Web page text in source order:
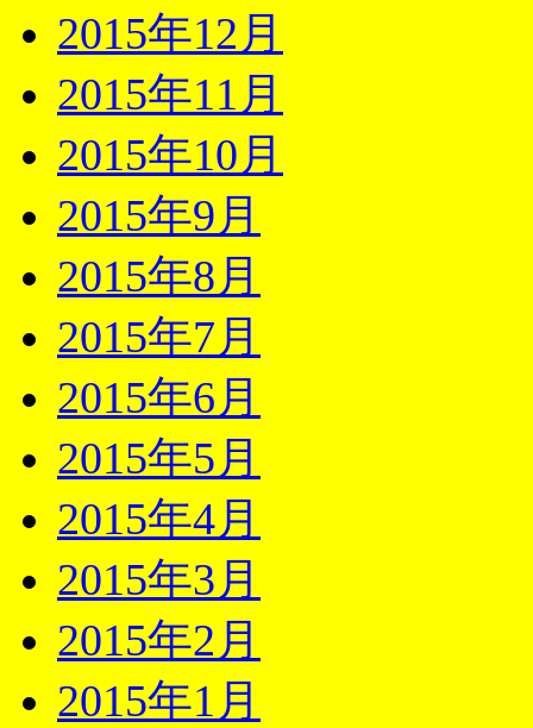
2015年12月
2015年11月
2015年10月
2015年9月
2015年8月
2015年7月
2015年6月
2015年5月
2015年4月
2015年3月
2015年2月
2015年1月